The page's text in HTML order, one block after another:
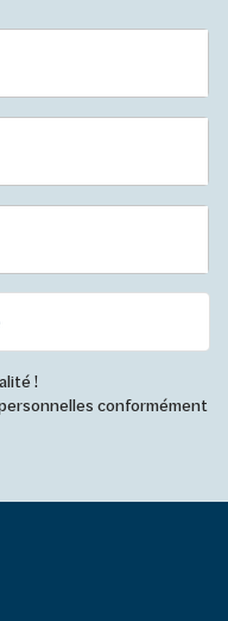
!
conformément